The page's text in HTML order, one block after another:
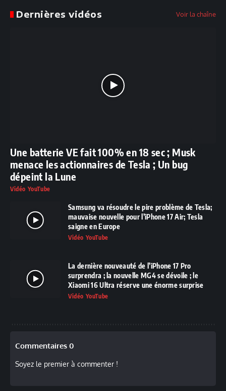
Dernières vidéos Voir la chaîne
Une batterie VE fait 100% en 18 sec ; Musk
menace les actionnaires de Tesla ; Un bug
dépeint la Lune
Vidéo YouTube
Samsung va résoudre le pire problème de Tesla;
mauvaise nouvelle pour l’iPhone 17 Air; Tesla
saigne en Europe
Vidéo YouTube
La dernière nouveauté de l’iPhone 17 Pro
surprendra ; la nouvelle MG4 se dévoile ; le
Xiaomi 16 Ultra réserve une énorme surprise
Vidéo YouTube
Commentaires 0
Soyez le premier à commenter !